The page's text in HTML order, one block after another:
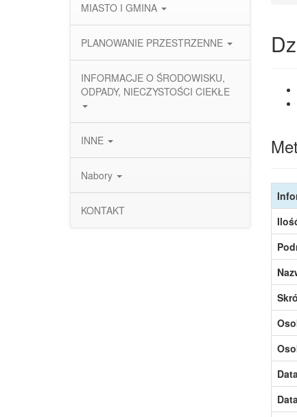
MIASTO I GMINA
PLANOWANIE PRZESTRZENNE
INFORMACJE O ŚRODOWISKU,
ODPADY, NIECZYSTOŚCI CIEKŁE
INNE
Nabory
KONTAKT